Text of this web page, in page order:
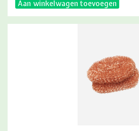
Aan winkelwagen toevoegen